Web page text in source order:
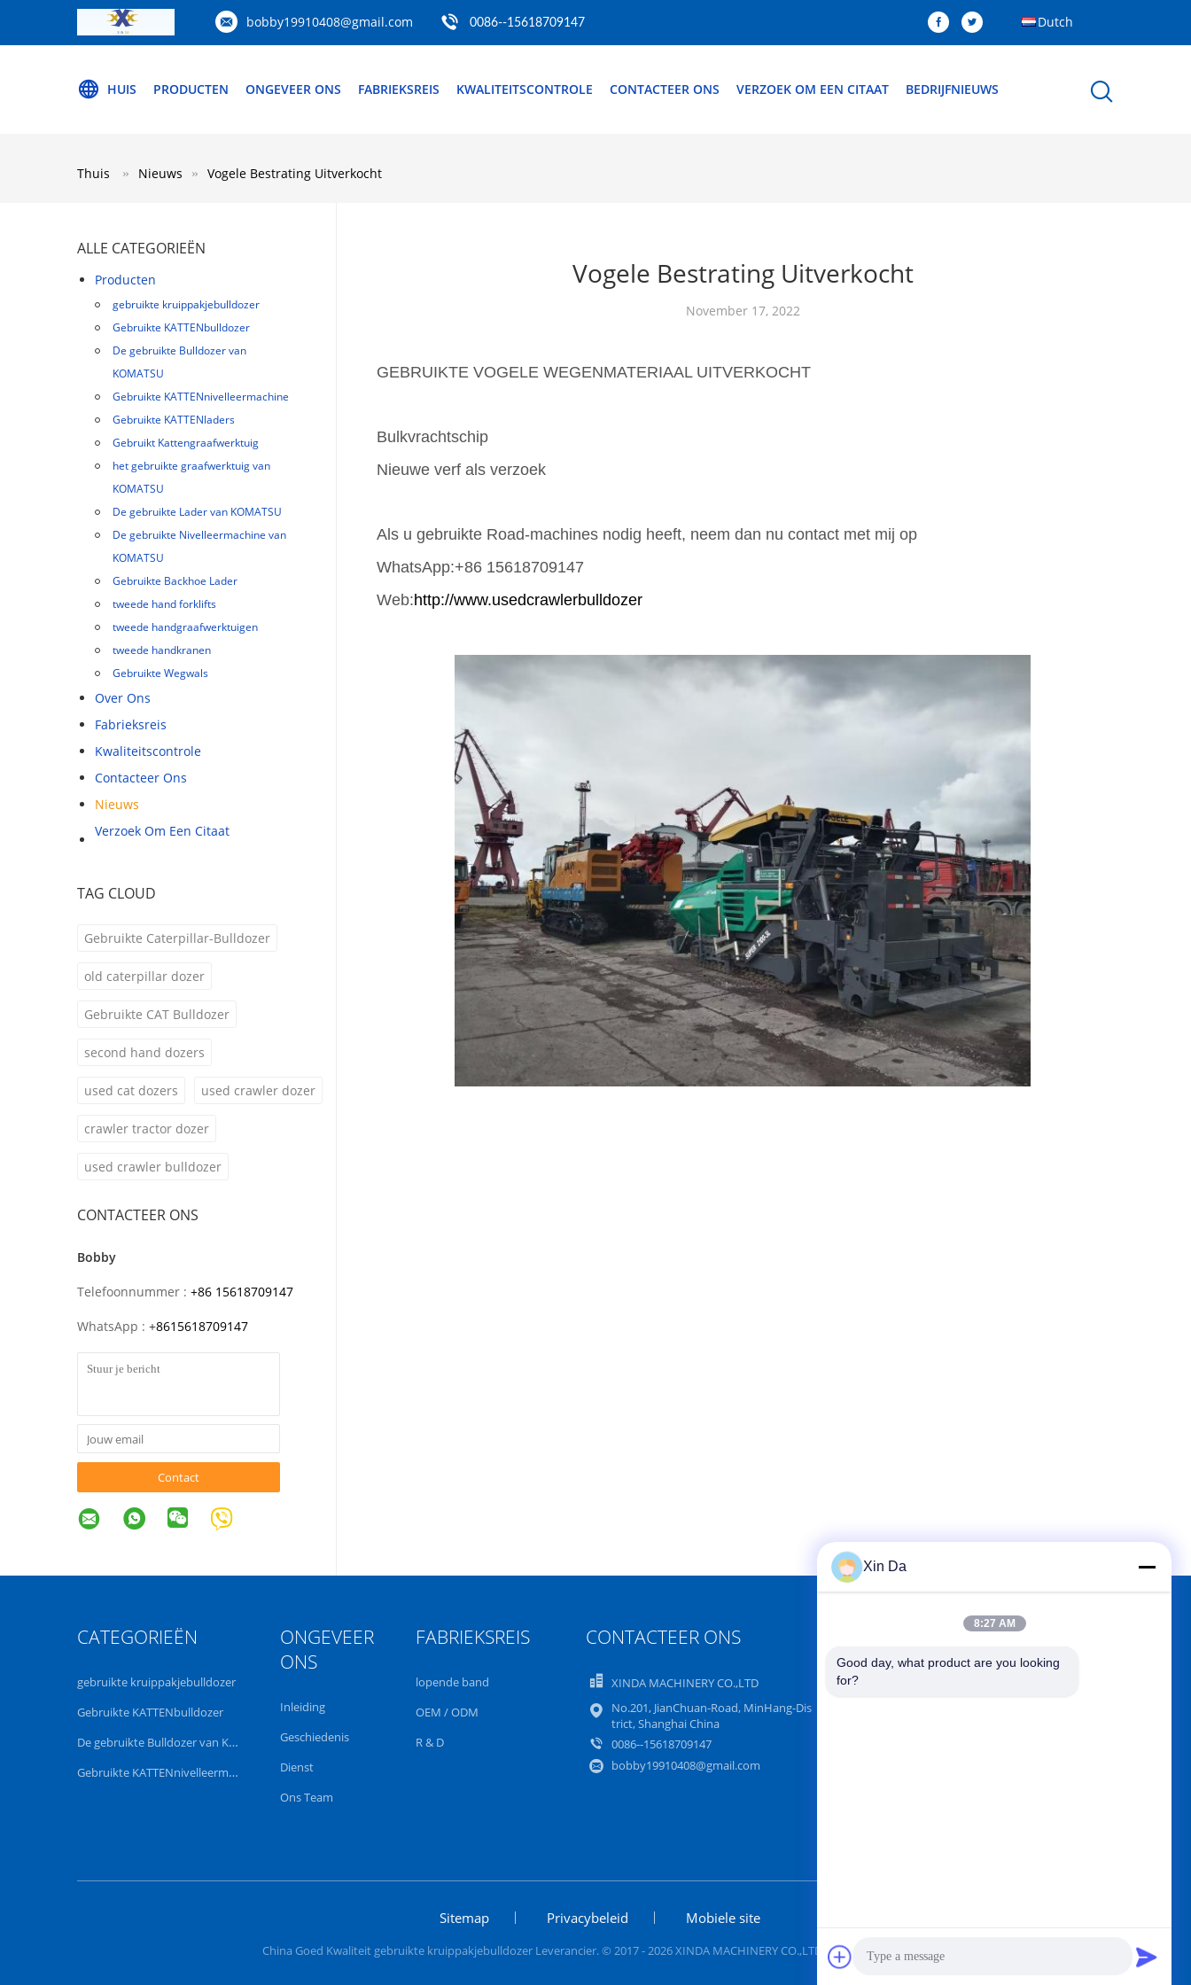
bobby19910408@gmail.com 0086--15618709147 Dutch
HUIS PRODUCTEN ONGEVEER ONS FABRIEKSREIS KWALITEITSCONTROLE CONTACTEER ONS VERZOEK OM EEN CITAAT BEDRIJFNIEUWS
Thuis Nieuws Vogele Bestrating Uitverkocht
ALLE CATEGORIEËN
Producten
gebruikte kruippakjebulldozer
Gebruikte KATTENbulldozer
De gebruikte Bulldozer van
KOMATSU
Gebruikte KATTENnivelleermachine
Gebruikte KATTENladers
Gebruikt Kattengraafwerktuig
het gebruikte graafwerktuig van
KOMATSU
De gebruikte Lader van KOMATSU
De gebruikte Nivelleermachine van
KOMATSU
Gebruikte Backhoe Lader
tweede hand forklifts
tweede handgraafwerktuigen
tweede handkranen
Gebruikte Wegwals
Over Ons
Fabrieksreis
Kwaliteitscontrole
Contacteer Ons
Nieuws
Verzoek Om Een Citaat
TAG CLOUD
Gebruikte Caterpillar-Bulldozer
old caterpillar dozer
Gebruikte CAT Bulldozer
second hand dozers
used cat dozers used crawler dozer
crawler tractor dozer
used crawler bulldozer
CONTACTEER ONS
Bobby
Telefoonnummer : +86 15618709147
WhatsApp : +8615618709147
Contact
Vogele Bestrating Uitverkocht
November 17, 2022
GEBRUIKTE VOGELE WEGENMATERIAAL UITVERKOCHT
Bulkvrachtschip
Nieuwe verf als verzoek
Als u gebruikte Road-machines nodig heeft, neem dan nu contact met mij op
WhatsApp:+86 15618709147
Web:http://www.usedcrawlerbulldozer
CATEGORIEËN
gebruikte kruippakjebulldozer
Gebruikte KATTENbulldozer
De gebruikte Bulldozer van KOMATSU
Gebruikte KATTENnivelleermachine
ONGEVEER
ONS
Inleiding
Geschiedenis
Dienst
Ons Team
FABRIEKSREIS
lopende band
OEM / ODM
R & D
CONTACTEER ONS
XINDA MACHINERY CO.,LTD
No.201, JianChuan-Road, MinHang-Dis
trict, Shanghai China
0086--15618709147
bobby19910408@gmail.com
VIND ONS OP
Sitemap Privacybeleid Mobiele site
China Goed Kwaliteit gebruikte kruippakjebulldozer Leverancier. © 2017 - 2026 XINDA MACHINERY CO.,LTD. All Rights Reserved.
Xin Da
8:27 AM
Good day, what product are you looking
for?